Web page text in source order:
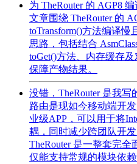
为 TheRouter 的 AGP8
文章围绕 TheRouter 的
toTransform()方法编译
思路，包括结合
toGet()方法、内存缓存
保障产物结果。
没错，TheRouter 是我写
路由是现如今移动端开
业级APP，可以用于将
耦，同时减少跨团队开发
TheRouter 是一整套完
仅能支持常规的模块依